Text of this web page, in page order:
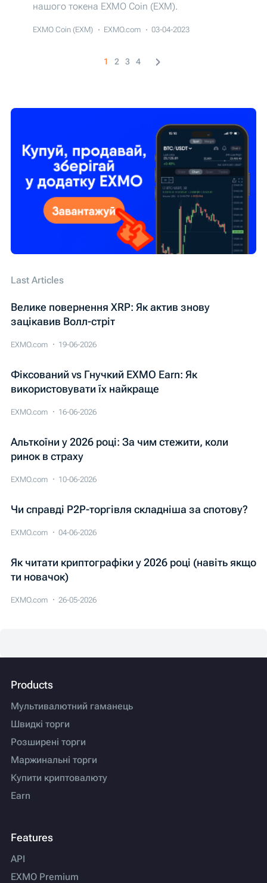
нашого токена EXMO Coin (EXM).
EXMO Coin (EXM) EXMO.com 03-04-2023
1 2 3 4
Last Articles
Велике повернення XRP: Як актив знову
зацікавив Волл-стріт
EXMO.com 19-06-2026
Фіксований vs Гнучкий EXMO Earn: Як
використовувати їх найкраще
EXMO.com 16-06-2026
Альткоїни у 2026 році: За чим стежити, коли
ринок в страху
EXMO.com 10-06-2026
Чи справді P2P-торгівля складніша за спотову?
EXMO.com 04-06-2026
Як читати криптографіки у 2026 році (навіть якщо
ти новачок)
EXMO.com 26-05-2026
Products
Мультивалютний гаманець
Швидкі торги
Розширені торги
Маржинальні торги
Купити криптовалюту
Earn
Features
API
EXMO Premium